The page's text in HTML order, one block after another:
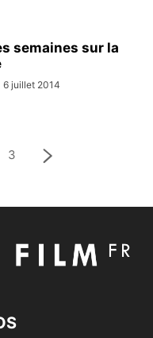
semaines sur la
6 juillet 2014
3